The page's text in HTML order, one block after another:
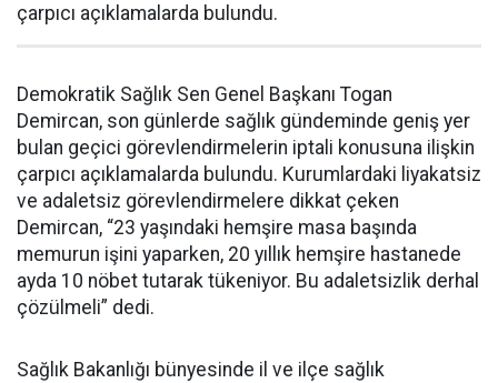
çarpıcı açıklamalarda bulundu.
Demokratik Sağlık Sen Genel Başkanı Togan
Demircan, son günlerde sağlık gündeminde geniş yer
bulan geçici görevlendirmelerin iptali konusuna ilişkin
çarpıcı açıklamalarda bulundu. Kurumlardaki liyakatsiz
ve adaletsiz görevlendirmelere dikkat çeken
Demircan, “23 yaşındaki hemşire masa başında
memurun işini yaparken, 20 yıllık hemşire hastanede
ayda 10 nöbet tutarak tükeniyor. Bu adaletsizlik derhal
çözülmeli” dedi.
Sağlık Bakanlığı bünyesinde il ve ilçe sağlık